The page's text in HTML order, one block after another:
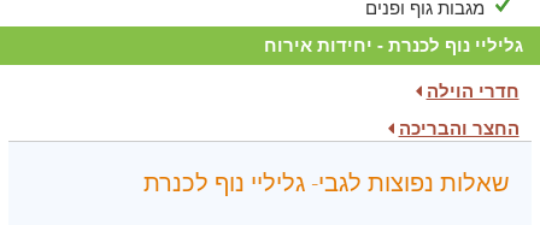
מגבות גוף ופנים
גליליי נוף לכנרת - יחידות אירוח
חדרי הוילה
החצר והבריכה
שאלות נפוצות לגבי- גליליי נוף לכנרת